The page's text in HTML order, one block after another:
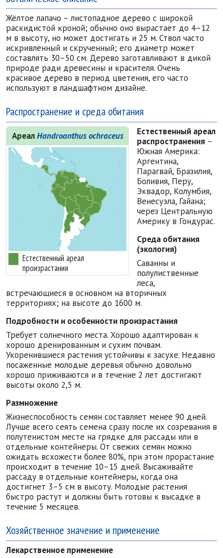
Жёлтое лапачо – листопадное дерево с широкой
раскидистой кроной; обычно оно вырастает до 4–12
м в высоту, но может достигать и 25 м. Ствол часто
искривлённый и скрученный; его диаметр может
составлять 30–50 см. Дерево заготавливают в дикой
природе ради древесины и красителя. Очень
красивое дерево в период цветения, его часто
используют в ландшафтном дизайне.
Распространение и среда обитания
АреалHandroanthus ochraceus
Естественный ареал
произрастания
Естественный ареал
распростра­нения –
Южная Америка:
Аргентина,
Парагвай, Бразилия,
Боливия, Перу,
Эквадор, Колумбия,
Венесуэла, Гайана;
через Центральную
Америку в Гондурас.
Среда обитания
(экология)
Саванны и
полулиственные
леса,
встречающиеся в основном на вторичных
территориях; на высоте до 1600 м.
Подробности и особенности произрастания
Требует солнечного места. Хорошо адаптирован к
хорошо дренированным и сухим почвам.
Укоренившиеся растения устойчивы к засухе. Недавно
посаженные молодые деревья обычно довольно
хорошо приживаются и в течение 2 лет достигают
высоты около 2,5 м.
Размножение
Жизнеспособность семян составляет менее 90 дней.
Лучше всего сеять семена сразу после их созревания в
полутенистом месте на грядке для рассады или в
отдельные контейнеры. От свежих семян можно
ожидать всхожести более 80%, при этом прорастание
происходит в течение 10–15 дней. Высаживайте
рассаду в отдельные контейнеры, когда она
достигнет 3–5 см в высоту. Молодые растения
быстро растут и должны быть готовы к высадке в
течение 5 месяцев.
Хозяйственное значение и применение
Лекарственное применение